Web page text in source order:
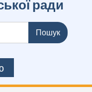
ради